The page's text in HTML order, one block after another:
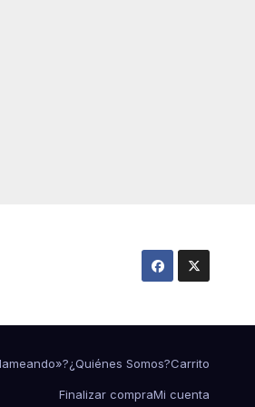
¿Quiénes Somos?Carrito
Finalizar compraMi cuenta